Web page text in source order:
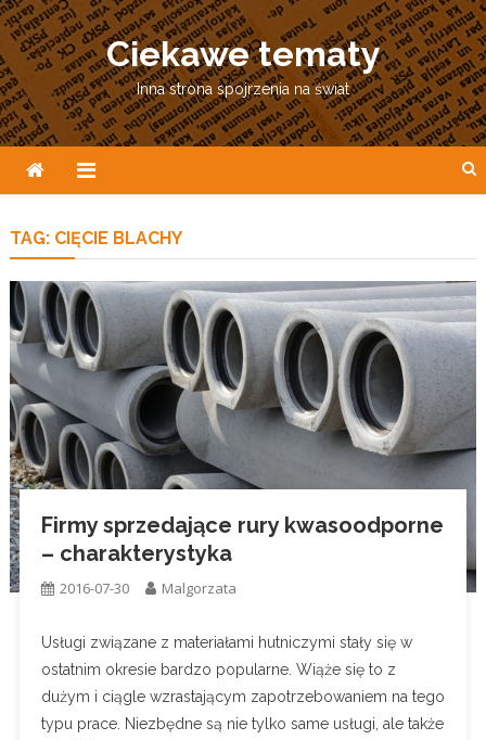
Skip
to
content
Ciekawe tematy
Inna strona spojrzenia na świat
TAG: CIĘCIE BLACHY
Firmy sprzedające rury kwasoodporne
– charakterystyka
2016-07-30 Malgorzata
Usługi związane z materiałami hutniczymi stały się w
ostatnim okresie bardzo popularne. Wiąże się to z
dużym i ciągle wzrastającym zapotrzebowaniem na tego
typu prace. Niezbędne są nie tylko same usługi, ale także